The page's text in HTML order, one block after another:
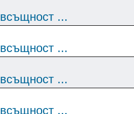
всъщност ...
всъщност ...
всъщност ...
всъщност ...